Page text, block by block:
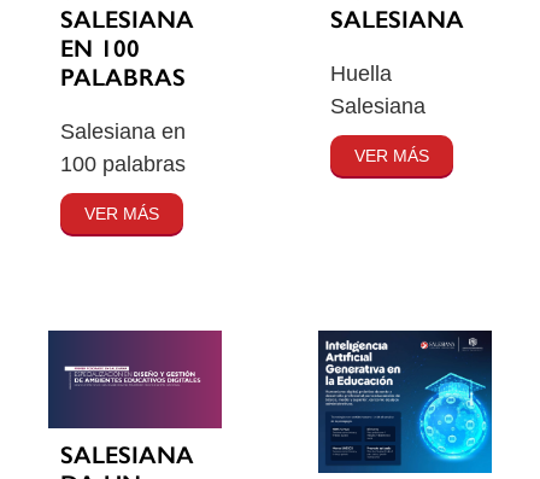
SALESIANA
EN 100
PALABRAS
Salesiana en
100 palabras
VER MÁS
SALESIANA
Huella
Salesiana
VER MÁS
SALESIANA